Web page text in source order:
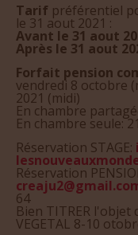
Tarif préférentiel
le 31 aout 2021 :
Avant le 31 aout
Après le 31 aout
Forfait pension
vendredi 8 octobre
2021 (midi)
En chambre
En chambre seule:
Réservation STAGE:
Réservation
64
Bien TITRER l'objet
VEGETAL 8-10